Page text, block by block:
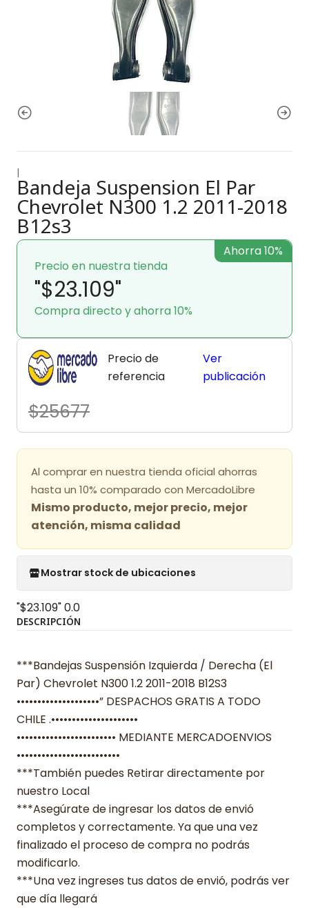
|
Bandeja Suspension El Par
Chevrolet N300 1.2 2011-2018
B12s3
Precio en nuestra tienda
"$23.109"
Compra directo y ahorra 10%
Ahorra 10%
Precio de
referencia
$25677
Ver
publicación
Al comprar en nuestra tienda oficial ahorras
hasta un 10% comparado con MercadoLibre
Mismo producto, mejor precio, mejor
atención, misma calidad
Mostrar stock de ubicaciones
"$23.109"0.0
DESCRIPCIÓN
***Bandejas Suspensión Izquierda / Derecha (El
Par) Chevrolet N300 1.2 2011-2018 B12S3
••••••••••••••••••••” DESPACHOS GRATIS A TODO
CHILE .•••••••••••••••••••••
•••••••••••••••••••••••• MEDIANTE MERCADOENVIOS
•••••••••••••••••••••••••
***También puedes Retirar directamente por
nuestro Local
***Asegúrate de ingresar los datos de envió
completos y correctamente. Ya que una vez
finalizado el proceso de compra no podrás
modificarlo.
***Una vez ingreses tus datos de envió, podrás ver
que día llegará